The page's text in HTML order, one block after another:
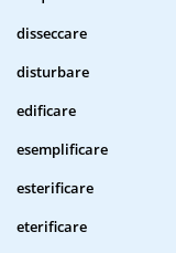
disseccare
disturbare
edificare
esemplificare
esterificare
eterificare